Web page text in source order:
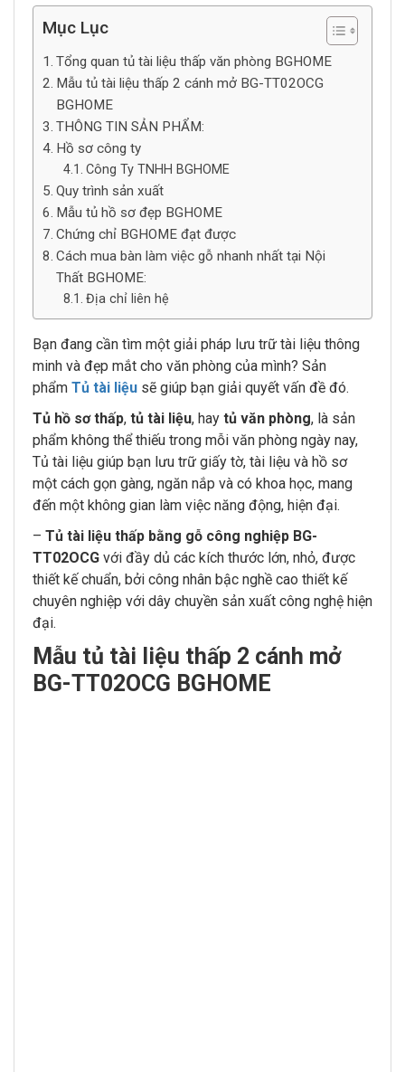
Mục Lục
Tổng quan tủ tài liệu thấp văn phòng BGHOME
Mẫu tủ tài liệu thấp 2 cánh mở BG-TT02OCG
BGHOME
THÔNG TIN SẢN PHẨM:
Hồ sơ công ty
Công Ty TNHH BGHOME
Quy trình sản xuất
Mẫu tủ hồ sơ đẹp BGHOME
Chứng chỉ BGHOME đạt được
Cách mua bàn làm việc gỗ nhanh nhất tại Nội
Thất BGHOME:
Địa chỉ liên hệ
Bạn đang cần tìm một giải pháp lưu trữ tài liệu thông
minh và đẹp mắt cho văn phòng của mình? Sản
phẩm Tủ tài liệu sẽ giúp bạn giải quyết vấn đề đó.
Tủ hồ sơ thấp, tủ tài liệu, hay tủ văn phòng, là sản
phẩm không thể thiếu trong mỗi văn phòng ngày nay,
Tủ tài liệu giúp bạn lưu trữ giấy tờ, tài liệu và hồ sơ
một cách gọn gàng, ngăn nắp và có khoa học, mang
đến một không gian làm việc năng động, hiện đại.
– Tủ tài liệu thấp bằng gỗ công nghiệp BG-
TT02OCG với đầy dủ các kích thước lớn, nhỏ, được
thiết kế chuẩn, bởi công nhân bậc nghề cao thiết kế
chuyên nghiệp với dây chuyền sản xuất công nghệ hiện
đại.
Mẫu tủ tài liệu thấp 2 cánh mở
BG-TT02OCG BGHOME